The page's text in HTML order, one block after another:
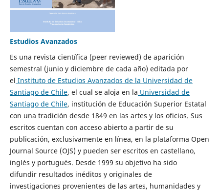
Estudios Avanzados
Es una revista científica (peer reviewed) de aparición
semestral (junio y diciembre de cada año) editada por
el Instituto de Estudios Avanzados de la Universidad de
Santiago de Chile, el cual se aloja en la Universidad de
Santiago de Chile, institución de Educación Superior Estatal
con una tradición desde 1849 en las artes y los oficios. Sus
escritos cuentan con acceso abierto a partir de su
publicación, exclusivamente en línea, en la plataforma Open
Journal Source (OJS) y pueden ser escritos en castellano,
inglés y portugués. Desde 1999 su objetivo ha sido
difundir resultados inéditos y originales de
investigaciones provenientes de las artes, humanidades y